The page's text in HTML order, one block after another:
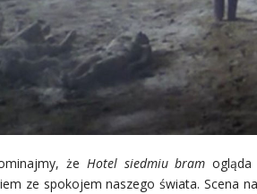
że Hotel siedmiu bram
ze spokojem naszego świata. Scena